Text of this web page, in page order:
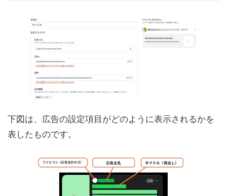
下図は、広告の設定項目がどのように表示されるかを
表したものです。